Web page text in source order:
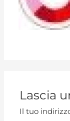
Lascia
Il tuo